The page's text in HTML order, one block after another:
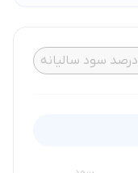
درصد سود سالیانه